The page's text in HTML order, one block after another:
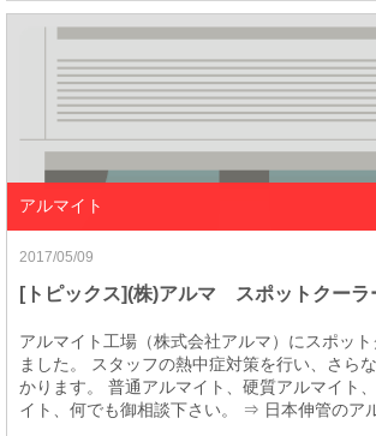
アルマイト
2017/05/09
[トピックス](株)アルマ スポットクーラ
アルマイト工場（株式会社アルマ）にスポッ
ました。 スタッフの熱中症対策を行い、さら
かります。 普通アルマイト、硬質アルマイト
イト、何でも御相談下さい。 ⇒ 日本伸管のア